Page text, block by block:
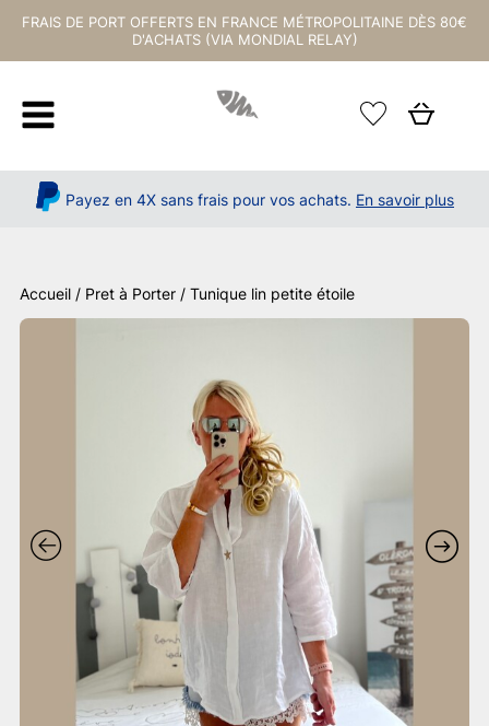
FRAIS DE PORT OFFERTS EN FRANCE MÉTROPOLITAINE DÈS 80€
D'ACHATS (VIA MONDIAL RELAY)
Payez en 4X sans frais pour vos achats. En savoir plus
Accueil / Pret à Porter / Tunique lin petite étoile